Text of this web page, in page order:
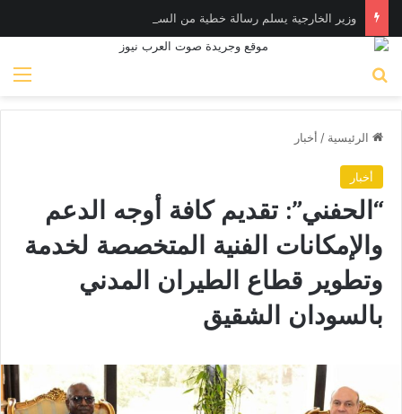
الرئيسية / أخبار
أخبار
“الحفني”: تقديم كافة أوجه الدعم
والإمكانات الفنية المتخصصة لخدمة
وتطوير قطاع الطيران المدني
بالسودان الشقيق